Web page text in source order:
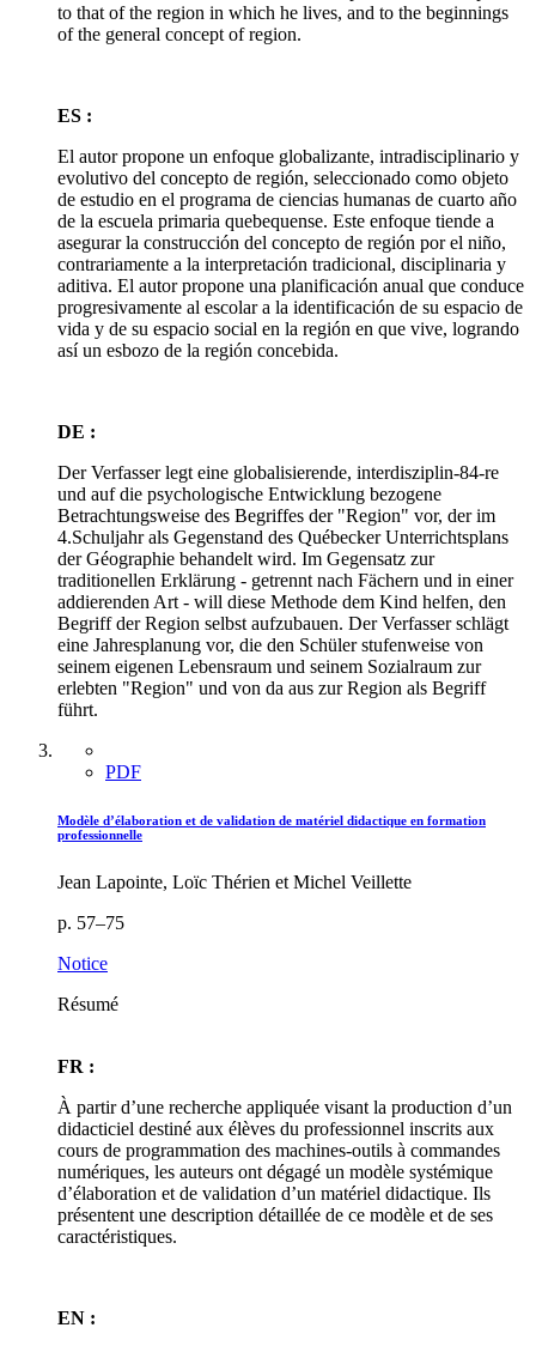
to that of the region in which he lives, and to the beginnings
of the general concept of region.
ES :
El autor propone un enfoque globalizante, intradisciplinario y
evolutivo del concepto de región, seleccionado como objeto
de estudio en el programa de ciencias humanas de cuarto año
de la escuela primaria quebequense. Este enfoque tiende a
asegurar la construcción del concepto de región por el niño,
contrariamente a la interpretación tradicional, disciplinaria y
aditiva. El autor propone una planificación anual que conduce
progresivamente al escolar a la identificación de su espacio de
vida y de su espacio social en la región en que vive, logrando
así un esbozo de la región concebida.
DE :
Der Verfasser legt eine globalisierende, interdisziplin-84-re
und auf die psychologische Entwicklung bezogene
Betrachtungsweise des Begriffes der "Region" vor, der im
4.Schuljahr als Gegenstand des Québecker Unterrichtsplans
der Géographie behandelt wird. Im Gegensatz zur
traditionellen Erklärung - getrennt nach Fächern und in einer
addierenden Art - will diese Methode dem Kind helfen, den
Begriff der Region selbst aufzubauen. Der Verfasser schlägt
eine Jahresplanung vor, die den Schüler stufenweise von
seinem eigenen Lebensraum und seinem Sozialraum zur
erlebten "Region" und von da aus zur Region als Begriff
führt.
PDF
Modèle d’élaboration et de validation de matériel didactique en formation
professionnelle
Jean Lapointe, Loïc Thérien et Michel Veillette
p. 57–75
Notice
Résumé
FR :
À partir d’une recherche appliquée visant la production d’un
didacticiel destiné aux élèves du professionnel inscrits aux
cours de programmation des machines-outils à commandes
numériques, les auteurs ont dégagé un modèle systémique
d’élaboration et de validation d’un matériel didactique. Ils
présentent une description détaillée de ce modèle et de ses
caractéristiques.
EN :